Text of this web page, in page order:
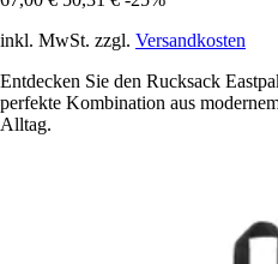
inkl. MwSt. zzgl. Versandkosten
Entdecken Sie den Rucksack
perfekte Kombination aus
Alltag.